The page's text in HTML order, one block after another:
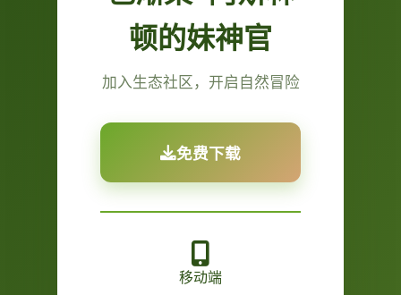
顿的妹神官
加入生态社区，开启自然冒险
免费下载
移动端